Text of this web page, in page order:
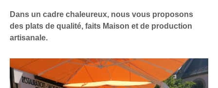
Dans un cadre chaleureux, nous vous proposons
des plats de qualité, faits Maison et de production
artisanale.